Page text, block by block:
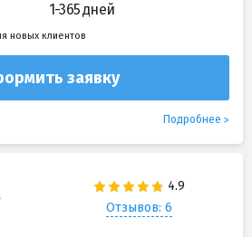
1-365 дней
новых клиентов
заявку
Подробнее
Отзывов: 6